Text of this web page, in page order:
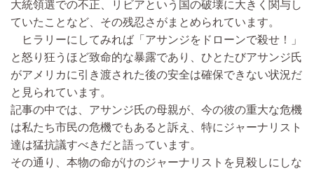
大統領選での不正、リビアという国の破壊に大きく関与し
ていたことなど、その残忍さがまとめられています。
ヒラリーにしてみれば「アサンジをドローンで殺せ！」
と怒り狂うほど致命的な暴露であり、ひとたびアサンジ氏
がアメリカに引き渡された後の安全は確保できない状況だ
と見られています。
記事の中では、アサンジ氏の母親が、今の彼の重大な危機
は私たち市民の危機でもあると訴え、特にジャーナリスト
達は猛抗議すべきだと語っています。
その通り、本物の命がけのジャーナリストを見殺しにしな